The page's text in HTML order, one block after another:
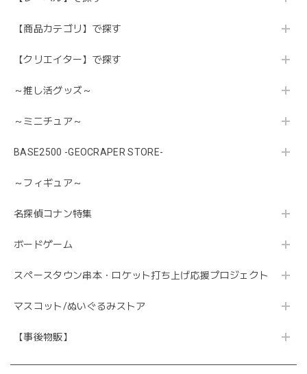
【商品カテゴリ】で探す
【クリエイター】で探す
～推し活グッズ～
～ミニチュア～
BASE2500 -GEOCRAPER STORE-
～フィギュア～
名探偵コナン特集
ボードゲーム
スペースタウン串本・ロケット打ち上げ応援プロジェクト
マスコット/ぬいぐるみストア
【事後物販】